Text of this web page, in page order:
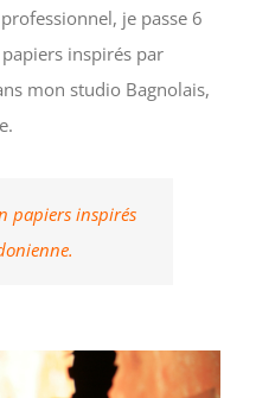
je passe 6
inspirés par
mon studio Bagnolais,
papiers inspirés